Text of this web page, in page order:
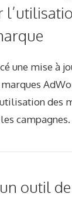
une mise à
des
campagnes.
outil de